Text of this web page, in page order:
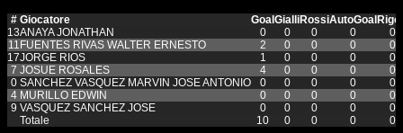
# Giocatore GoalGialliRossiAutoGoal
13ANAYA JONATHAN 0 0 0 0
0
11FUENTES RIVAS WALTER ERNESTO 2 0 0 0
0
17JORGE RIOS 1 0 0 0
0
7 JOSUE ROSALES 4 0 0 0
0
0 SANCHEZ VASQUEZ MARVIN JOSE ANTONIO 0 0 0 0
0
4 MURILLO EDWIN 0 0 0 0
0
9 VASQUEZ SANCHEZ JOSE 0 0 0 0
0
Totale
10 0 0 0 0